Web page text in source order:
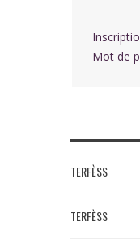
Mot de
TERFÈSS
TERFÈSS